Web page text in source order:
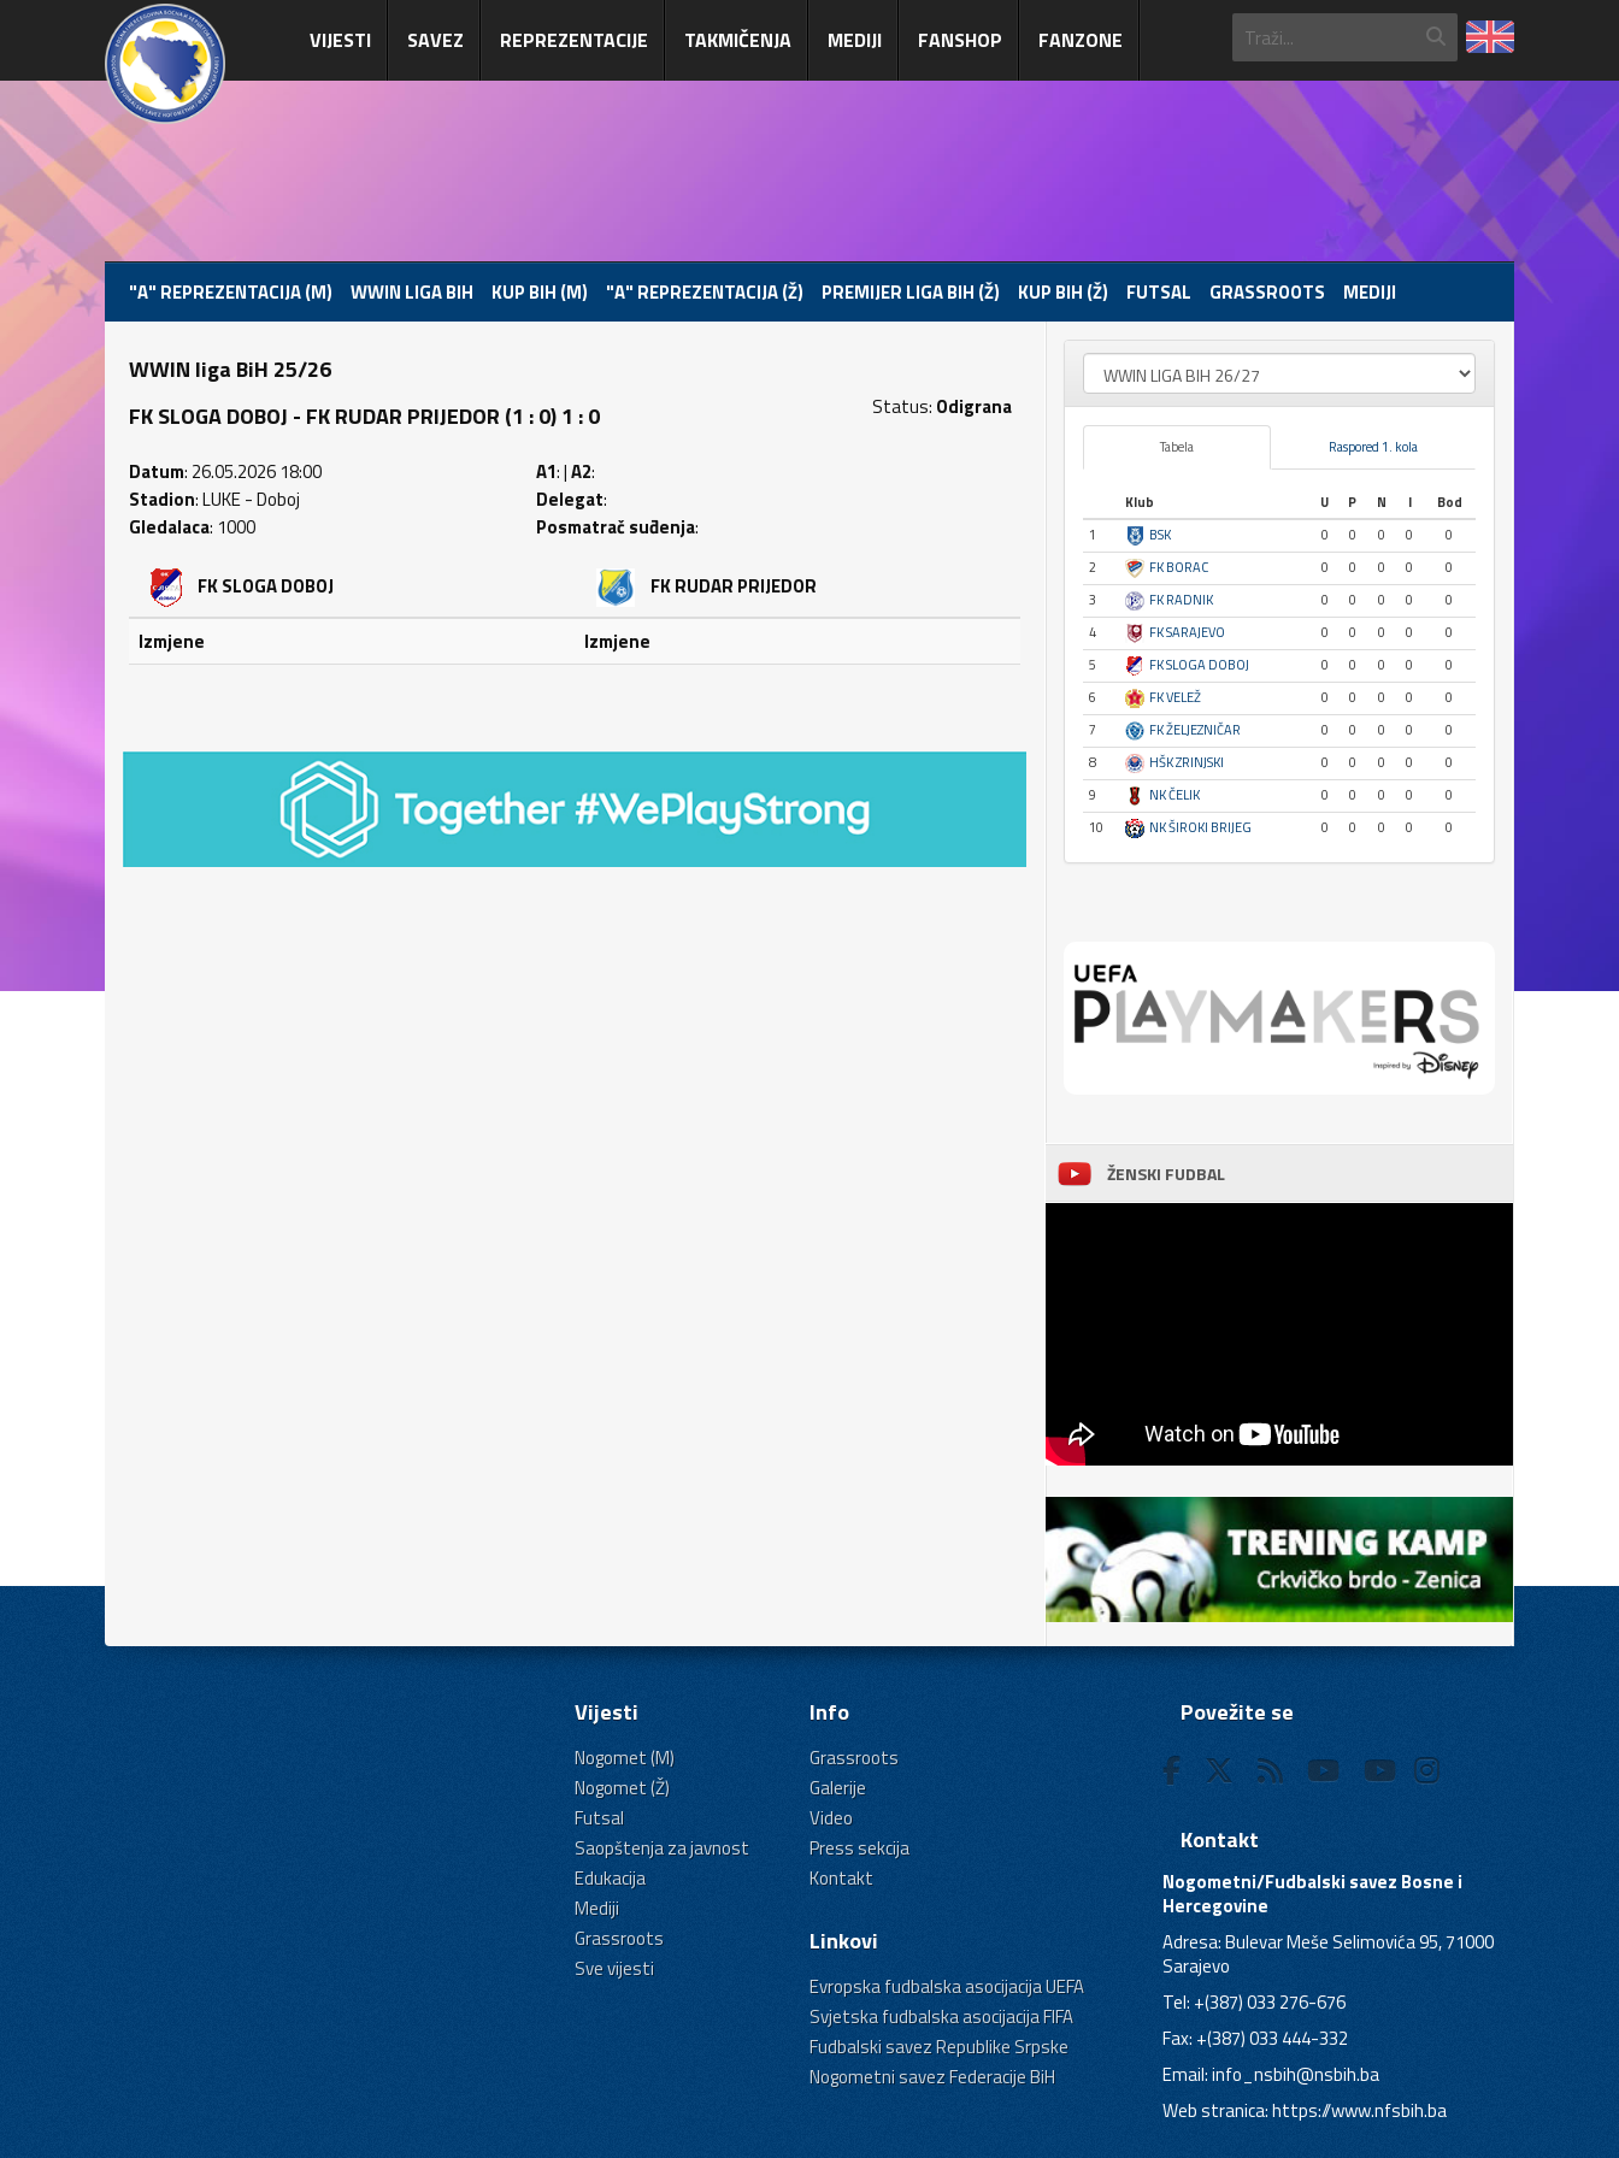
VIJESTI SAVEZ REPREZENTACIJE TAKMIČENJA MEDIJI FANSHOP FANZONE
"A" REPREZENTACIJA (M) WWIN LIGA BIH KUP BIH (M) "A" REPREZENTACIJA (Ž) PREMIJER LIGA BIH (Ž) KUP BIH (Ž) FUTSAL GRASSROOTS MEDIJI
WWIN liga BiH 25/26
FK SLOGA DOBOJ - FK RUDAR PRIJEDOR (1 : 0) 1 : 0
Status: Odigrana
Datum: 26.05.2026 18:00
Stadion: LUKE - Doboj
Gledalaca: 1000
A1: |A2:
Delegat:
Posmatrač suđenja:
FK SLOGA DOBOJ
Izmjene
FK RUDAR PRIJEDOR
Izmjene
Tabela Raspored 1. kola
Klub U P N I
Bod
1
BSK 0 0 0 0
0
2
FK BORAC 0 0 0 0
0
3
FK RADNIK 0 0 0 0
0
4
FK SARAJEVO 0 0 0 0
0
5
FK SLOGA DOBOJ 0 0 0 0
0
6
FK VELEŽ 0 0 0 0
0
7
FK ŽELJEZNIČAR 0 0 0 0
0
8
HŠK ZRINJSKI 0 0 0 0
0
9
NK ČELIK 0 0 0 0
0
10
NK ŠIROKI BRIJEG 0 0 0 0 0
ŽENSKI FUDBAL
Vijesti
Nogomet (M)
Nogomet (Ž)
Futsal
Saopštenja za javnost
Edukacija
Mediji
Grassroots
Sve vijesti
Info
Grassroots
Galerije
Video
Press sekcija
Kontakt
Linkovi
Evropska fudbalska asocijacija UEFA
Svjetska fudbalska asocijacija FIFA
Fudbalski savez Republike Srpske
Nogometni savez Federacije BiH
Povežite se
Kontakt
Nogometni/Fudbalski savez Bosne i
Hercegovine
Adresa: Bulevar Meše Selimovića 95, 71000
Sarajevo
Tel: +(387) 033 276-676
Fax: +(387) 033 444-332
Email:info_nsbih@nsbih.ba
Web stranica: https://www.nfsbih.ba